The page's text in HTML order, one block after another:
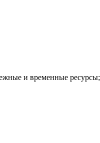
и временные ресурсы;